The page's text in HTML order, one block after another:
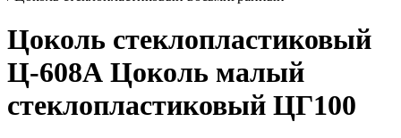
Цоколь стеклопластиковый
Ц-608А Цоколь малый
стеклопластиковый ЦГ100